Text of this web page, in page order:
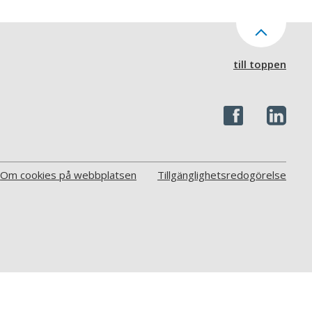
till toppen
Om cookies på webbplatsen Tillgänglighetsredogörelse